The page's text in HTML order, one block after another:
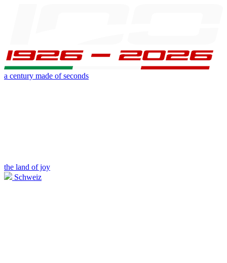
a century made of seconds
the land of joy
Schweiz